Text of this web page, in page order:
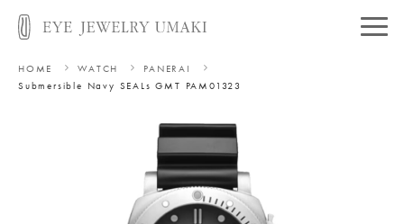
HOME WATCH
PANERAI
Submersible Navy SEALs GMT PAM01323